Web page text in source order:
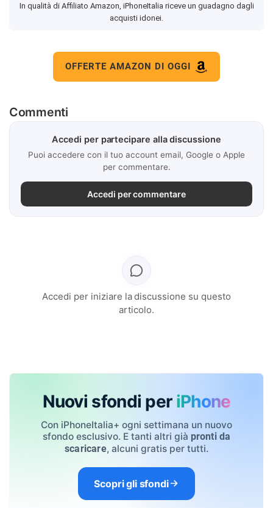
In qualità di Affiliato Amazon, iPhoneItalia riceve un guadagno dagli
acquisti idonei.
OFFERTE AMAZON DI OGGI
Commenti
Accedi per partecipare alla discussione
Puoi accedere con il tuo account email, Google o Apple
per commentare.
Accedi per commentare
Accedi per iniziare la discussione su questo
articolo.
Nuovi sfondi per iPhone
Con iPhoneItalia+ ogni settimana un nuovo
sfondo esclusivo. E tanti altri già pronti da
scaricare, alcuni gratis per tutti.
Scopri gli sfondi